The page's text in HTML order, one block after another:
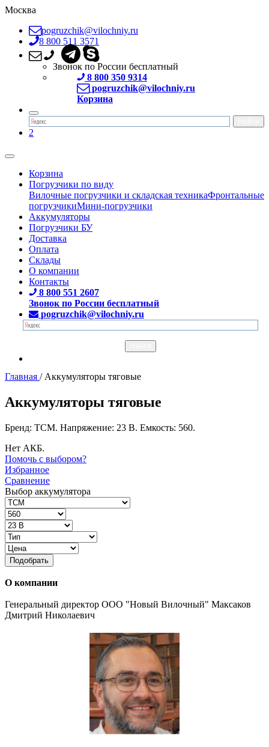
Москва
pogruzchik@vilochniy.ru
8 800 511 3571
Звонок по России бесплатный
8 800 350 9314
pogruzchik@vilochniy.ru
Корзина
2
Корзина
Погрузчики по виду
Вилочные погрузчики и складская техникаФронтальные
погрузчикиМини-погрузчики
Аккумуляторы
Погрузчики БУ
Доставка
Оплата
Склады
О компании
Контакты
8 800 551 2607
Звонок по России бесплатный
pogruzchik@vilochniy.ru
Главная / Аккумуляторы тяговые
Аккумуляторы тяговые
Бренд: TCM. Напряжение: 23 В. Емкость: 560.
Нет АКБ.
Помочь с выбором?
Избранное
Сравнение
Выбор аккумулятора
Подобрать
О компании
Генеральный директор ООО "Новый Вилочный" Максаков
Дмитрий Николаевич